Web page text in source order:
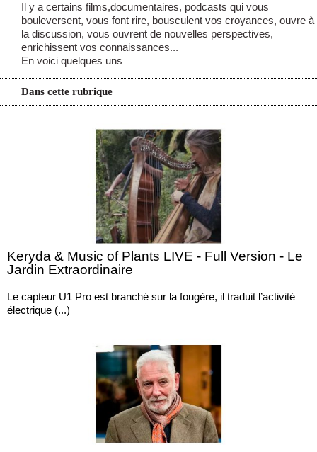
Il y a certains films,documentaires, podcasts qui vous
bouleversent, vous font rire, bousculent vos croyances, ouvre à
la discussion, vous ouvrent de nouvelles perspectives,
enrichissent vos connaissances...
En voici quelques uns
Dans cette rubrique
Keryda & Music of Plants LIVE - Full Version - Le
Jardin Extraordinaire
Le capteur U1 Pro est branché sur la fougère, il traduit l’activité
électrique (...)